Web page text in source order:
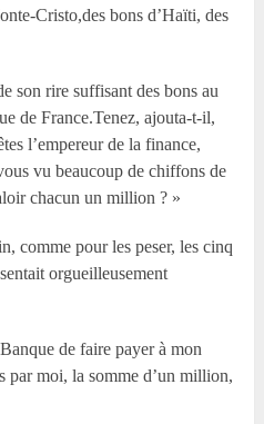
Cristo,des bons d’Haïti, des
son rire suffisant des bons au
de France.Tenez, ajouta-t-il,
l’empereur de la finance,
vu beaucoup de chiffons de
chacun un million ? »
comme pour les peser, les cinq
orgueilleusement
de faire payer à mon
par moi, la somme d’un million,